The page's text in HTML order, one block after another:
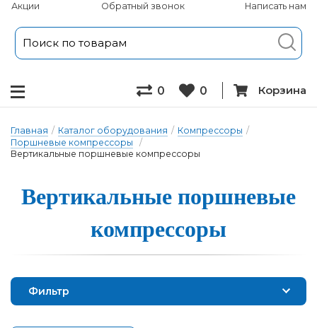
Акции Обратный звонок Написать нам
0 0 Корзина
Главная / Каталог оборудования / Компрессоры /
Поршневые компрессоры
/
Вертикальные поршневые компрессоры
Вертикаль­ные пор­шне­вые
ком­прес­со­ры
Фильтр